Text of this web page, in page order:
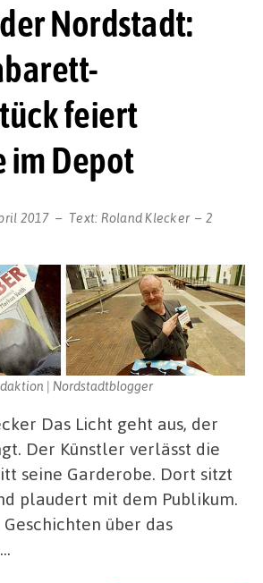
Nordstadt:
feiert
im Depot
2017 Text: Roland Klecker
2
| Nordstadtblogger
Das Licht geht aus, der
Der Künstler verlässt die
seine Garderobe. Dort sitzt
plaudert mit dem Publikum.
über das